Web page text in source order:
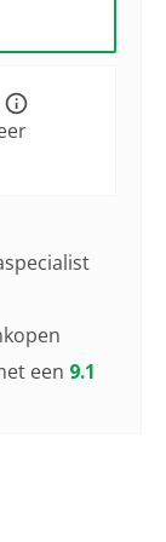
een 9.1